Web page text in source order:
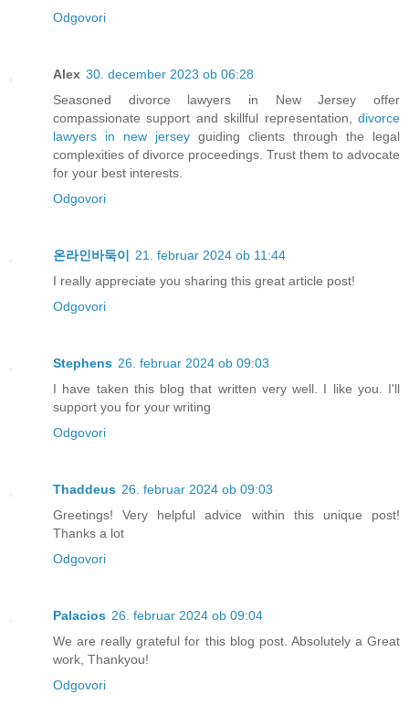
Odgovori
Alex 30. december 2023 ob 06:28
Seasoned divorce lawyers in New Jersey offer
compassionate support and skillful representation, divorce
lawyers in new jersey guiding clients through the legal
complexities of divorce proceedings. Trust them to advocate
for your best interests.
Odgovori
온라인바둑이
21. februar 2024 ob 11:44
I really appreciate you sharing this great article post!
Odgovori
Stephens 26. februar 2024 ob 09:03
I have taken this blog that written very well. I like you. I'll
support you for your writing
Odgovori
Thaddeus 26. februar 2024 ob 09:03
Greetings! Very helpful advice within this unique post!
Thanks a lot
Odgovori
Palacios 26. februar 2024 ob 09:04
We are really grateful for this blog post. Absolutely a Great
work, Thankyou!
Odgovori